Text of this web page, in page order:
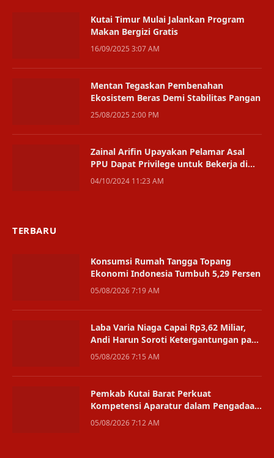
Kutai Timur Mulai Jalankan Program
Makan Bergizi Gratis
16/09/2025 3:07 AM
Mentan Tegaskan Pembenahan
Ekosistem Beras Demi Stabilitas Pangan
25/08/2025 2:00 PM
Zainal Arifin Upayakan Pelamar Asal
PPU Dapat Privilege untuk Bekerja di
IKN
04/10/2024 11:23 AM
TERBARU
Konsumsi Rumah Tangga Topang
Ekonomi Indonesia Tumbuh 5,29 Persen
05/08/2026 7:19 AM
Laba Varia Niaga Capai Rp3,62 Miliar,
Andi Harun Soroti Ketergantungan pada
Satu Bisnis
05/08/2026 7:15 AM
Pemkab Kutai Barat Perkuat
Kompetensi Aparatur dalam Pengadaan
Digital
05/08/2026 7:12 AM